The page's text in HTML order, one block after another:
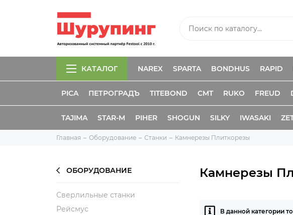
КАТАЛОГ NAREX SPARTA BONDHUS RAPID
PICA ПЕТРОГРАДЪ TITEBOND CMT RUKO FREUD
TAJIMA STAR-M PIHER SHOGUN SILKY IWASAKI
Главная Оборудование Станки Камнерезы Плиткорезы
ОБОРУДОВАНИЕ
Сверлильные станки
Рейсмус
Камнерезы
В данной категории